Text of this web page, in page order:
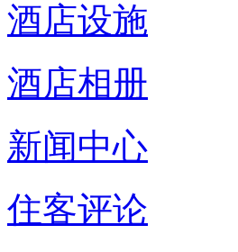
酒店设施
酒店相册
新闻中心
住客评论